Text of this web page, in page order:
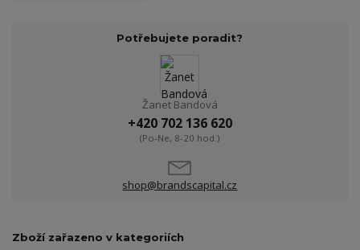
Potřebujete poradit?
Žanet Bandová
+420 702 136 620
(Po-Ne, 8-20 hod.)
shop@brandscapital.cz
Zboží zařazeno v kategoriích